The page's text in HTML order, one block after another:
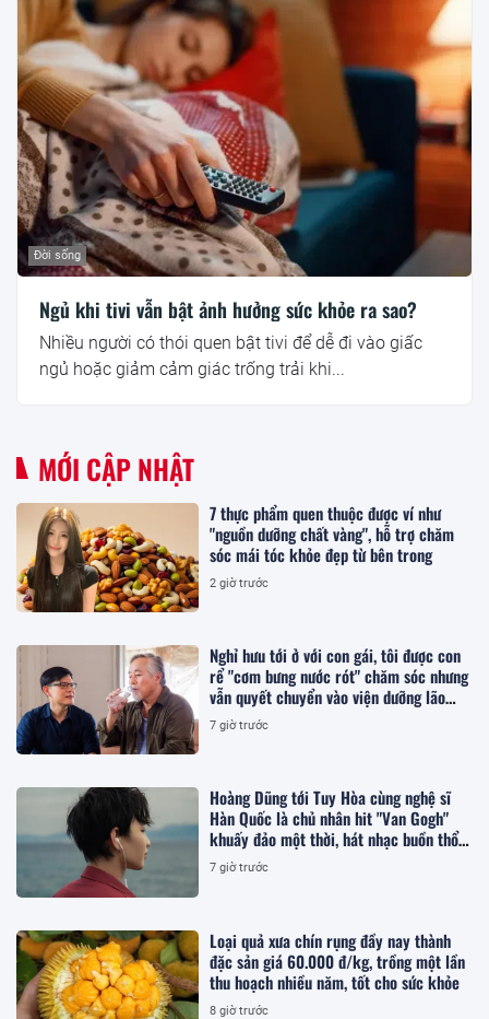
Đời sống
Ngủ khi tivi vẫn bật ảnh hưởng sức khỏe ra sao?
Nhiều người có thói quen bật tivi để dễ đi vào giấc
ngủ hoặc giảm cảm giác trống trải khi...
MỚI CẬP NHẬT
7 thực phẩm quen thuộc được ví như
"nguồn dưỡng chất vàng", hỗ trợ chăm
sóc mái tóc khỏe đẹp từ bên trong
2 giờ trước
Nghỉ hưu tới ở với con gái, tôi được con
rể "cơm bưng nước rót" chăm sóc nhưng
vẫn quyết chuyển vào viện dưỡng lão
sống
7 giờ trước
Hoàng Dũng tới Tuy Hòa cùng nghệ sĩ
Hàn Quốc là chủ nhân hit "Van Gogh"
khuấy đảo một thời, hát nhạc buồn thổn
thức
7 giờ trước
Loại quả xưa chín rụng đầy nay thành
đặc sản giá 60.000 đ/kg, trồng một lần
thu hoạch nhiều năm, tốt cho sức khỏe
8 giờ trước